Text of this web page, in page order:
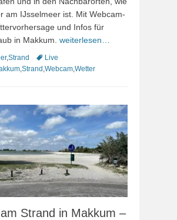
am IJsselmeer ist. Mit Webcam-
und Infos für
in Makkum. weiterlesen…
,Strand Schlagworte
Live
Strand Webcam Wetter
Strand in Makkum –